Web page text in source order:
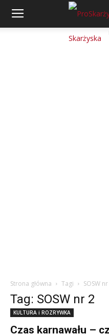
Strona główna Tagi SOSW
Tag: SOSW nr 2
KULTURA i ROZRYWKA
Czas karnawału –